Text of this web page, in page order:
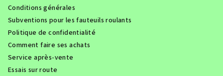
Conditions générales
Subventions pour les fauteuils roulants
Politique de confidentialité
Comment faire ses achats
Service après-vente
Essais sur route